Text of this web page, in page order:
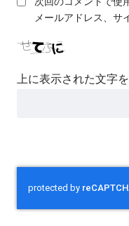
メールアドレス、サ
上に表示された文字